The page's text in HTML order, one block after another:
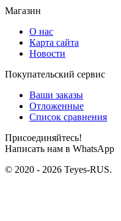
Магазин
О нас
Карта сайта
Новости
Покупательский сервис
Ваши заказы
Отложенные
Список сравнения
Присоединяйтесь!
Написать нам в WhatsApp
© 2020 - 2026 Teyes-RUS.